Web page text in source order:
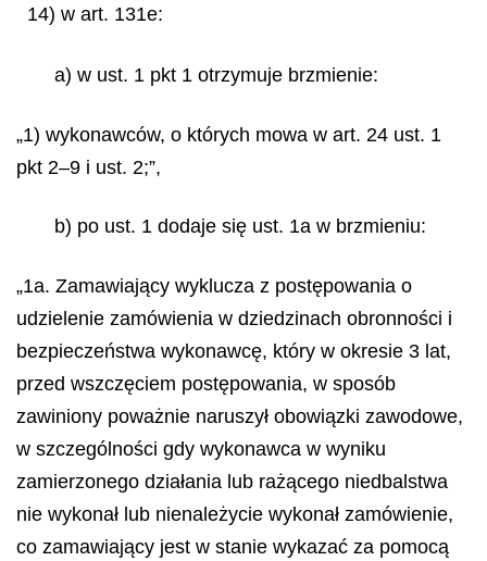
14) w art. 131e:
a) w ust. 1 pkt 1 otrzymuje brzmienie:
„1) wykonawców, o których mowa w art. 24 ust. 1
pkt 2–9 i ust. 2;”,
b) po ust. 1 dodaje się ust. 1a w brzmieniu:
„1a. Zamawiający wyklucza z postępowania o
udzielenie zamówienia w dziedzinach obronności i
bezpieczeństwa wykonawcę, który w okresie 3 lat,
przed wszczęciem postępowania, w sposób
zawiniony poważnie naruszył obowiązki zawodowe,
w szczególności gdy wykonawca w wyniku
zamierzonego działania lub rażącego niedbalstwa
nie wykonał lub nienależycie wykonał zamówienie,
co zamawiający jest w stanie wykazać za pomocą